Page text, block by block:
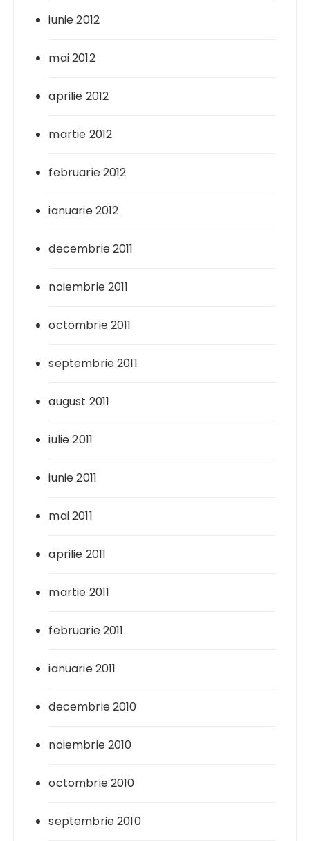
iunie 2012
mai 2012
aprilie 2012
martie 2012
februarie 2012
ianuarie 2012
decembrie 2011
noiembrie 2011
octombrie 2011
septembrie 2011
august 2011
iulie 2011
iunie 2011
mai 2011
aprilie 2011
martie 2011
februarie 2011
ianuarie 2011
decembrie 2010
noiembrie 2010
octombrie 2010
septembrie 2010